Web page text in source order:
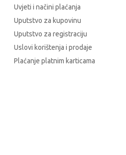
Uvjeti i načini plaćanja
Uputstvo za kupovinu
Uputstvo za registraciju
Uslovi korištenja i prodaje
Plaćanje platnim karticama